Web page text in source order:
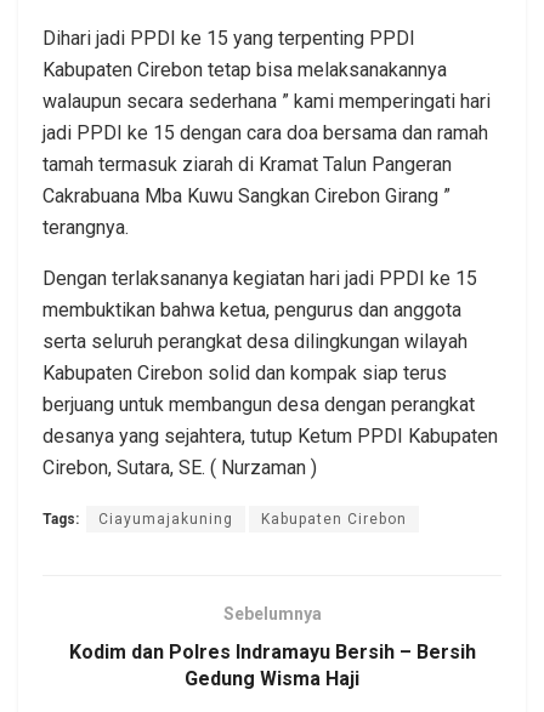
Dihari jadi PPDI ke 15 yang terpenting PPDI
Kabupaten Cirebon tetap bisa melaksanakannya
walaupun secara sederhana ” kami memperingati hari
jadi PPDI ke 15 dengan cara doa bersama dan ramah
tamah termasuk ziarah di Kramat Talun Pangeran
Cakrabuana Mba Kuwu Sangkan Cirebon Girang ”
terangnya.
Dengan terlaksananya kegiatan hari jadi PPDI ke 15
membuktikan bahwa ketua, pengurus dan anggota
serta seluruh perangkat desa dilingkungan wilayah
Kabupaten Cirebon solid dan kompak siap terus
berjuang untuk membangun desa dengan perangkat
desanya yang sejahtera, tutup Ketum PPDI Kabupaten
Cirebon, Sutara, SE. ( Nurzaman )
Tags: Ciayumajakuning Kabupaten Cirebon
Sebelumnya
Kodim dan Polres Indramayu Bersih – Bersih
Gedung Wisma Haji